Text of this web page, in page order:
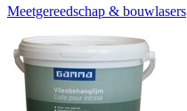
Meetgereedschap & bouwlasers